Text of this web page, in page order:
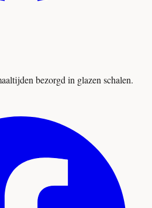
bezorgd in glazen schalen.